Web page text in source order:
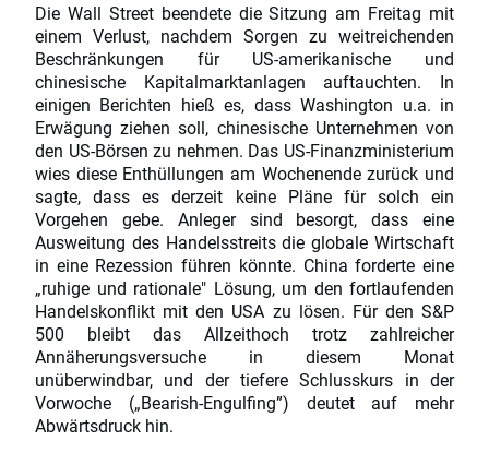
Die Wall Street beendete die Sitzung am Freitag mit
einem Verlust, nachdem Sorgen zu weitreichenden
Beschränkungen für US-amerikanische und
chinesische Kapitalmarktanlagen auftauchten. In
einigen Berichten hieß es, dass Washington u.a. in
Erwägung ziehen soll, chinesische Unternehmen von
den US-Börsen zu nehmen. Das US-Finanzministerium
wies diese Enthüllungen am Wochenende zurück und
sagte, dass es derzeit keine Pläne für solch ein
Vorgehen gebe. Anleger sind besorgt, dass eine
Ausweitung des Handelsstreits die globale Wirtschaft
in eine Rezession führen könnte. China forderte eine
„ruhige und rationale" Lösung, um den fortlaufenden
Handelskonflikt mit den USA zu lösen. Für den S&P
500 bleibt das Allzeithoch trotz zahlreicher
Annäherungsversuche in diesem Monat
unüberwindbar, und der tiefere Schlusskurs in der
Vorwoche („Bearish-Engulfing”) deutet auf mehr
Abwärtsdruck hin.